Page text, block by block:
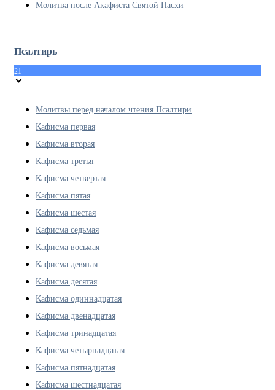
Молитва после Акафиста Святой Пасхи
Псалтирь
21
Молитвы перед началом чтения Псалтири
Кафисма первая
Кафисма вторая
Кафисма третья
Кафисма четвертая
Кафисма пятая
Кафисма шестая
Кафисма седьмая
Кафисма восьмая
Кафисма девятая
Кафисма десятая
Кафисма одиннадцатая
Кафисма двенадцатая
Кафисма тринадцатая
Кафисма четырнадцатая
Кафисма пятнадцатая
Кафисма шестнадцатая